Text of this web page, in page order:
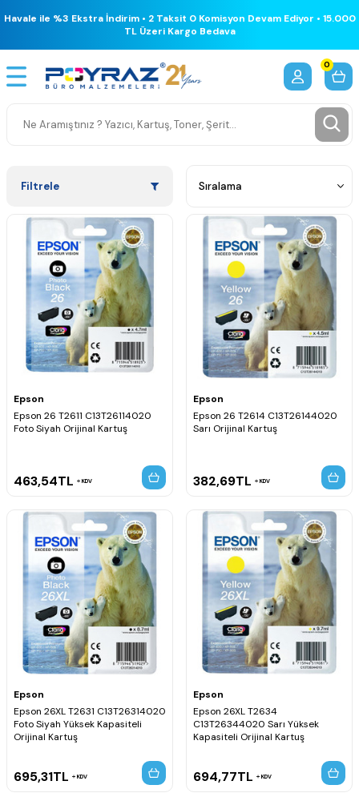
Havale ile %3 Ekstra İndirim • 2 Taksit 0 Komisyon Devam Ediyor • 15.000
TL Üzeri Kargo Bedava
0
Filtrele
Epson
Epson 26 T2611 C13T26114020
Foto Siyah Orijinal Kartuş
463,54TL KDV
Epson
Epson 26 T2614 C13T26144020
Sarı Orijinal Kartuş
382,69TL KDV
Epson
Epson 26XL T2631 C13T26314020
Foto Siyah Yüksek Kapasiteli
Orijinal Kartuş
695,31TL KDV
Epson
Epson 26XL T2634
C13T26344020 Sarı Yüksek
Kapasiteli Orijinal Kartuş
694,77TL KDV